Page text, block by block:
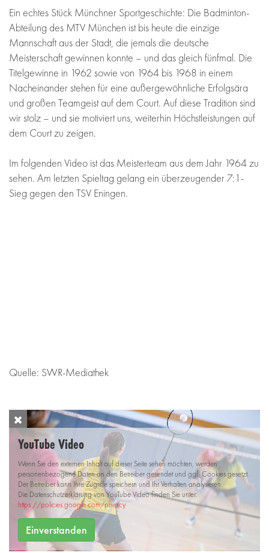
Ein echtes Stück Münchner Sportgeschichte: Die Badminton-
Abteilung des MTV München ist bis heute die einzige
Mannschaft aus der Stadt, die jemals die deutsche
Meisterschaft gewinnen konnte – und das gleich fünfmal. Die
Titelgewinne in 1962 sowie von 1964 bis 1968 in einem
Nacheinander stehen für eine außergewöhnliche Erfolgsära
und großen Teamgeist auf dem Court. Auf diese Tradition sind
wir stolz – und sie motiviert uns, weiterhin Höchstleistungen auf
dem Court zu zeigen.
Im folgenden Video ist das Meisterteam aus dem Jahr 1964 zu
sehen. Am letzten Spieltag gelang ein überzeugender 7:1-
Sieg gegen den TSV Eningen.
Quelle: SWR-Mediathek
YouTube Video
Wenn Sie den externen Inhalt auf dieser Seite sehen möchten, werden
personenbezogene Daten an den Betreiber gesendet und ggf. Cookies gesetzt.
Der Betreiber kann Ihre Zugriffe speichern und Ihr Verhalten analysieren.
Die Datenschutzerklärung von YouTube Video finden Sie unter:
https://policies.google.com/privacy
Einverstanden